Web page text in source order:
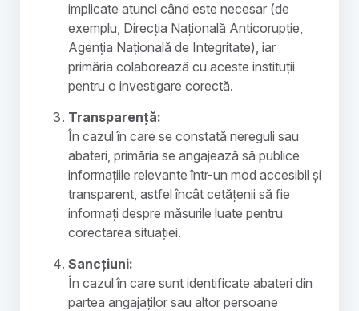
implicate atunci când este necesar (de
exemplu, Direcția Națională Anticorupție,
Agenția Națională de Integritate), iar
primăria colaborează cu aceste instituții
pentru o investigare corectă.
Transparență:
În cazul în care se constată nereguli sau
abateri, primăria se angajează să publice
informațiile relevante într-un mod accesibil și
transparent, astfel încât cetățenii să fie
informați despre măsurile luate pentru
corectarea situației.
Sancțiuni:
În cazul în care sunt identificate abateri din
partea angajaților sau altor persoane